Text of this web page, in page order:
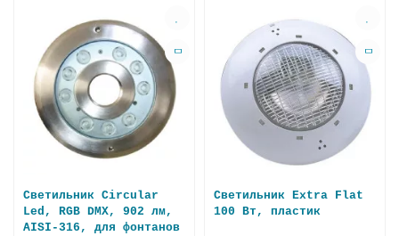
Светильник Circular
Led, RGB DMX, 902 лм,
AISI-316, для фонтанов
Светильник Extra Flat
100 Вт, плаcтик